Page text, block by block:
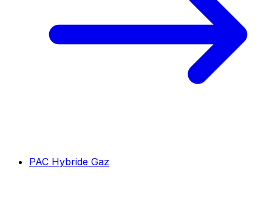
PAC Hybride Gaz